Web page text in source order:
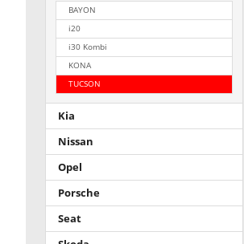
BAYON
i20
i30 Kombi
KONA
TUCSON
Kia
Nissan
Opel
Porsche
Seat